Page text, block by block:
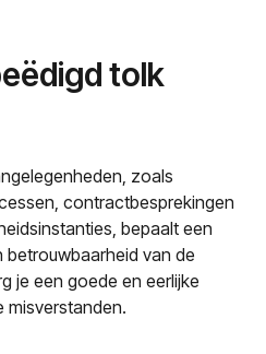
tolk
zoals
contractbesprekingen
bepaalt een
van de
je een goede en eerlijke
misverstanden.